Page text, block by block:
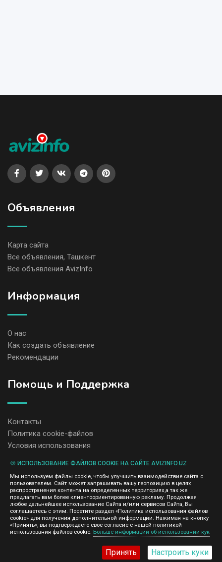
Объявления
Карта сайта
Все объявления, Ташкент
Все объявления AvizInfo
Информация
О нас
Как создать объявление
Рекомендации
Помощь и Поддержка
Контакты
Политика cookie-файлов
Условия использования
содержание размещенных объявлений.
Мы ценим конфиденциальность наших пользователей. Мы не
передаем и не продаем личную информацию зарегистрированных
пользователей AvizInfo.uz третьим лицам. Мы не отвечаем за
правила конфиденциальности сайтов на которые ссылается
AvizInfo.uz. На некоторых страницах нашего сайта представлена
реклама Google Adsense Advertising Network. Чтобы узнать
подробней о правилах конфиденциальности Googleнажмите тут
🍪 ИСПОЛЬЗОВАНИЕ ФАЙЛОВ COOKIE НА САЙТЕ AVIZINFO.UZ
Мы используем файлы cookie, чтобы улучшить взаимодействие сайта с
пользователем. Сайт может запрашивать вашу геопозицию в целях
распространения контента на определенных территориях,а так же
предлагать вам более клиентоориентированную рекламу. Продолжая
любое дальнейшее использование Сайта и/или сервисов Сайта, Вы
соглашаетесь с этим. Посетите раздел «Политика использования файлов
cookie» для получения дополнительной информации. Нажимая на кнопку
«Принять», вы подтверждаете свое согласие с нашей политикой
использования файлов cookie. Больше информации об использовании кук
Принять Настроить куки